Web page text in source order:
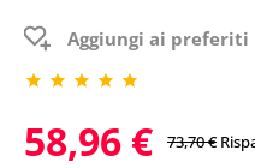
Aggiungi ai preferiti
58,96 € 73,70 €